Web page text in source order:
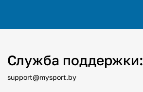
Служба поддержки:
support@mysport.by